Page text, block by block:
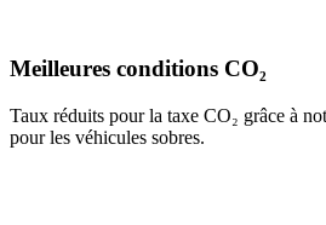
Meilleures conditions CO₂
Taux réduits pour la taxe CO₂ grâce à
pour les véhicules sobres.